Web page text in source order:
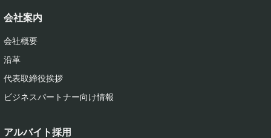
会社案内
会社概要
沿革
代表取締役挨拶
ビジネスパートナー向け情報
アルバイト採用